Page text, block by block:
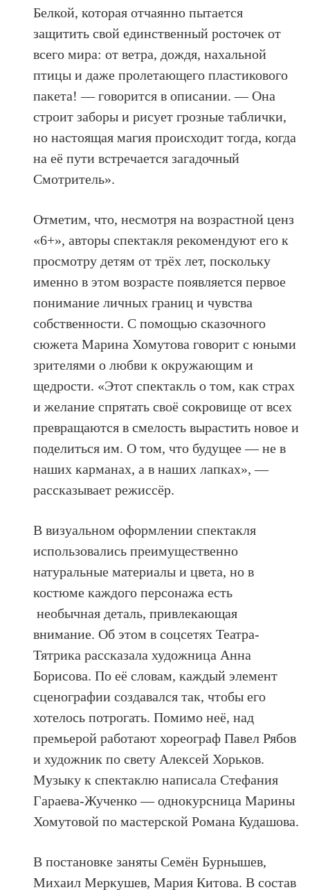
Белкой, которая отчаянно пытается
защитить свой единственный росточек от
всего мира: от ветра, дождя, нахальной
птицы и даже пролетающего пластикового
пакета! — говорится в описании. — Она
строит заборы и рисует грозные таблички,
но настоящая магия происходит тогда, когда
на её пути встречается загадочный
Смотритель».
Отметим, что, несмотря на возрастной ценз
«6+», авторы спектакля рекомендуют его к
просмотру детям от трёх лет, поскольку
именно в этом возрасте появляется первое
понимание личных границ и чувства
собственности. С помощью сказочного
сюжета Марина Хомутова говорит с юными
зрителями о любви к окружающим и
щедрости. «Этот спектакль о том, как страх
и желание спрятать своё сокровище от всех
превращаются в смелость вырастить новое и
поделиться им. О том, что будущее — не в
наших карманах, а в наших лапках», —
рассказывает режиссёр.
В визуальном оформлении спектакля
использовались преимущественно
натуральные материалы и цвета, но в
костюме каждого персонажа есть
необычная деталь, привлекающая
внимание. Об этом в соцсетях Театра-
Тятрика рассказала художница Анна
Борисова. По её словам, каждый элемент
сценографии создавался так, чтобы его
хотелось потрогать. Помимо неё, над
премьерой работают хореограф Павел Рябов
и художник по свету Алексей Хорьков.
Музыку к спектаклю написала Стефания
Гараева-Жученко — однокурсница Марины
Хомутовой по мастерской Романа Кудашова.
В постановке заняты Семён Бурнышев,
Михаил Меркушев, Мария Китова. В состав